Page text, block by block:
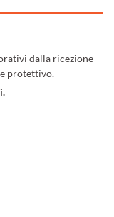
dalla ricezione
protettivo.